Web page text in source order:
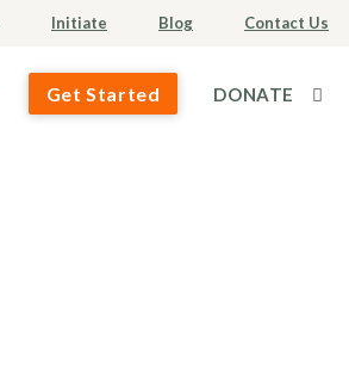
Initiate Blog Contact Us
Get Started DONATE